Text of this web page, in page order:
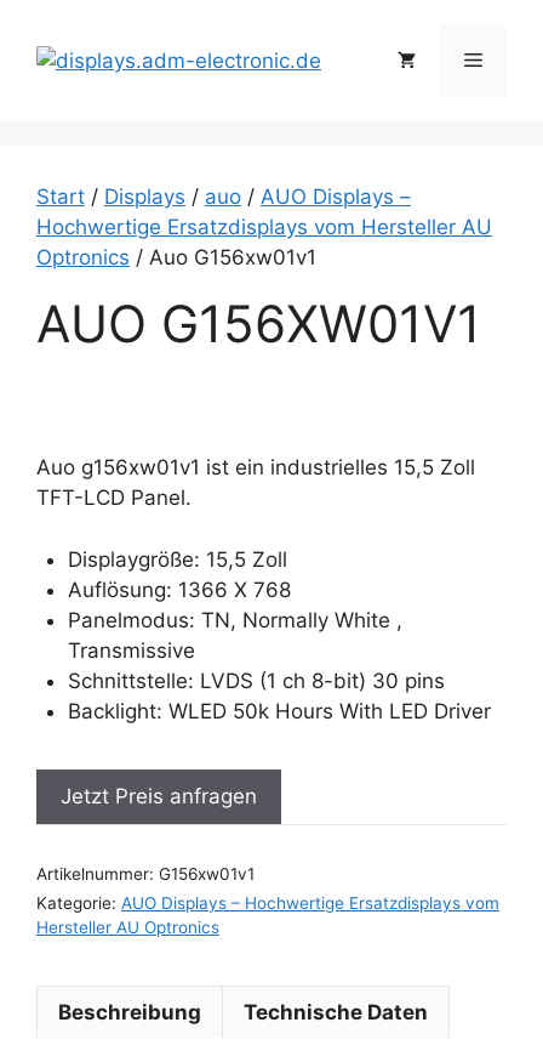
Inhalt
springen
Menü
Start / Displays / auo / AUO Displays –
Hochwertige Ersatzdisplays vom Hersteller AU
Optronics / Auo G156xw01v1
AUO G156XW01V1
Auo g156xw01v1 ist ein industrielles 15,5 Zoll
TFT-LCD Panel.
Displaygröße: 15,5 Zoll
Auflösung: 1366 X 768
Panelmodus: TN, Normally White ,
Transmissive
Schnittstelle: LVDS (1 ch 8-bit) 30 pins
Backlight: WLED 50k Hours With LED Driver
Jetzt Preis anfragen
Artikelnummer: G156xw01v1
Kategorie: AUO Displays – Hochwertige Ersatzdisplays vom
Hersteller AU Optronics
Beschreibung Technische Daten